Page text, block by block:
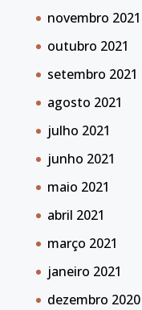
novembro 2021
outubro 2021
setembro 2021
agosto 2021
julho 2021
junho 2021
maio 2021
abril 2021
março 2021
janeiro 2021
dezembro 2020